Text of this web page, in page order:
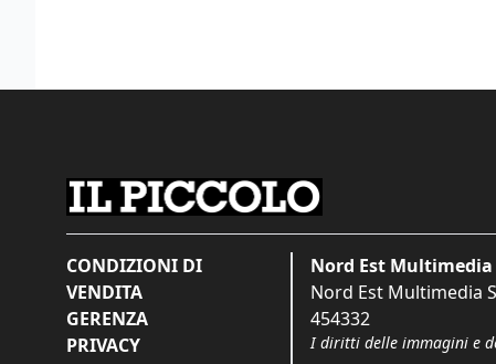
CONDIZIONI DI
VENDITA
GERENZA
PRIVACY
Nord Est Multimedia
Nord Est Multimedia
454332
I diritti delle immagini e